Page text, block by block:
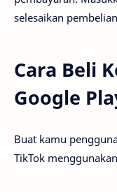
selesaikan
Cara Beli
Google
Buat kamu
TikTok